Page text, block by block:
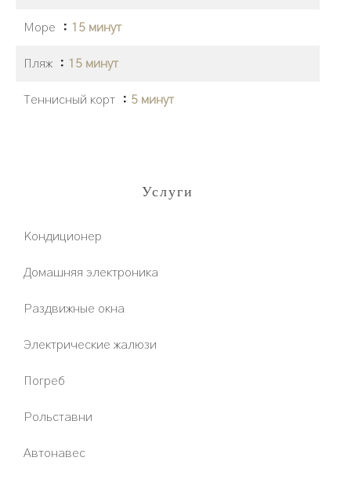
Море 15 минут
Пляж 15 минут
Теннисный корт 5 минут
Услуги
Кондиционер
Домашняя электроника
Раздвижные окна
Электрические жалюзи
Погреб
Рольставни
Aвтонавес